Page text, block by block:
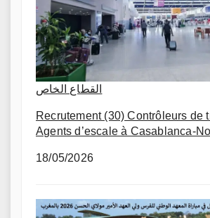
القطاع الخاص
Recrutement (30) Contrôleurs de
Agents d’escale à Casablanca-
18/05/2026